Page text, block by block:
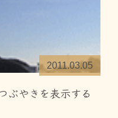
2011.03.05
ぶやきを表示する